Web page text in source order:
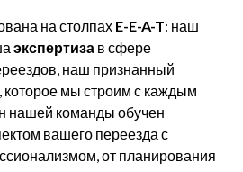
на столпах E-E-A-T: наш
экспертиза в сфере
наш признанный
, которое мы строим с каждым
нашей команды обучен
вашего переезда с
от планирования